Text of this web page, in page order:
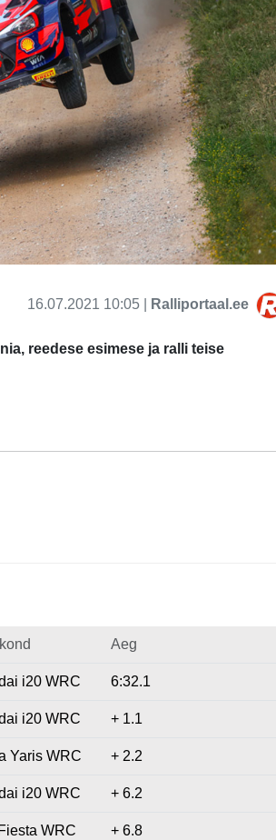
16.07.2021 10:05 | Ralliportaal.ee
reedese esimese ja ralli teise
Aeg
i20 WRC 6:32.1
i20 WRC + 1.1
Yaris WRC + 2.2
i20 WRC + 6.2
WRC + 6.8